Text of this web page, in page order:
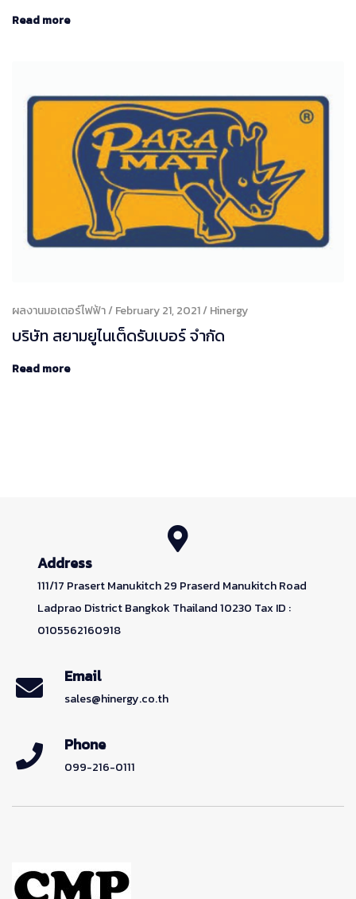
Read more
ผลงานมอเตอร์ไฟฟ้า February 21, 2021 Hinergy
บริษัท สยามยูไนเต็ดรับเบอร์ จำกัด
Read more
Address
111/17 Prasert Manukitch 29 Praserd Manukitch Road
Ladprao District Bangkok Thailand 10230 Tax ID :
0105562160918
Email
sales@hinergy.co.th
Phone
099-216-0111